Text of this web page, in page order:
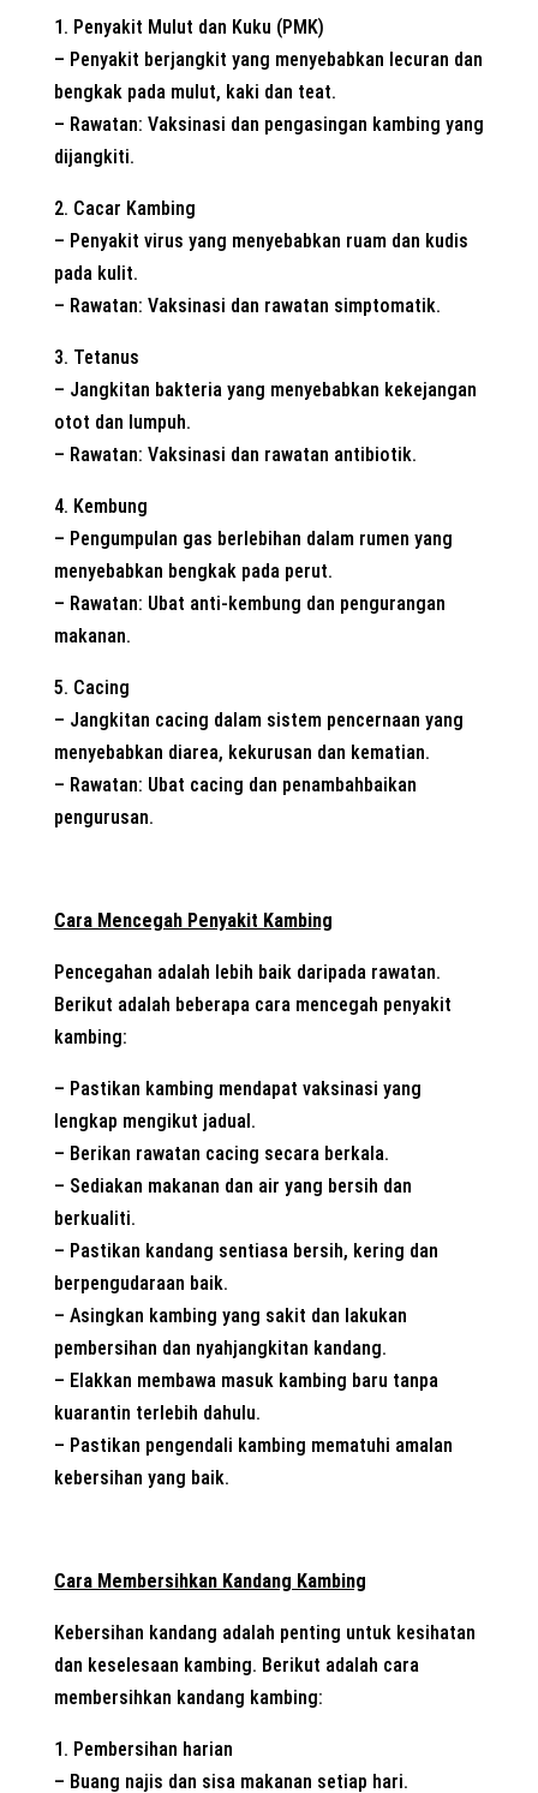
1. Penyakit Mulut dan Kuku (PMK)
– Penyakit berjangkit yang menyebabkan lecuran dan
bengkak pada mulut, kaki dan teat.
– Rawatan: Vaksinasi dan pengasingan kambing yang
dijangkiti.
2. Cacar Kambing
– Penyakit virus yang menyebabkan ruam dan kudis
pada kulit.
– Rawatan: Vaksinasi dan rawatan simptomatik.
3. Tetanus
– Jangkitan bakteria yang menyebabkan kekejangan
otot dan lumpuh.
– Rawatan: Vaksinasi dan rawatan antibiotik.
4. Kembung
– Pengumpulan gas berlebihan dalam rumen yang
menyebabkan bengkak pada perut.
– Rawatan: Ubat anti-kembung dan pengurangan
makanan.
5. Cacing
– Jangkitan cacing dalam sistem pencernaan yang
menyebabkan diarea, kekurusan dan kematian.
– Rawatan: Ubat cacing dan penambahbaikan
pengurusan.
Cara Mencegah Penyakit Kambing
Pencegahan adalah lebih baik daripada rawatan.
Berikut adalah beberapa cara mencegah penyakit
kambing:
– Pastikan kambing mendapat vaksinasi yang
lengkap mengikut jadual.
– Berikan rawatan cacing secara berkala.
– Sediakan makanan dan air yang bersih dan
berkualiti.
– Pastikan kandang sentiasa bersih, kering dan
berpengudaraan baik.
– Asingkan kambing yang sakit dan lakukan
pembersihan dan nyahjangkitan kandang.
– Elakkan membawa masuk kambing baru tanpa
kuarantin terlebih dahulu.
– Pastikan pengendali kambing mematuhi amalan
kebersihan yang baik.
Cara Membersihkan Kandang Kambing
Kebersihan kandang adalah penting untuk kesihatan
dan keselesaan kambing. Berikut adalah cara
membersihkan kandang kambing:
1. Pembersihan harian
– Buang najis dan sisa makanan setiap hari.